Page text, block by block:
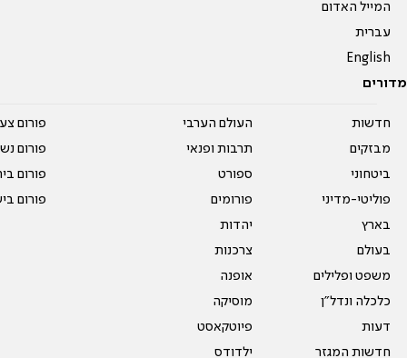
המייל האדום
עברית
English
מדורים
חדשות
מבזקים
ביטחוני
פוליטי-מדיני
בארץ
בעולם
משפט ופלילים
כלכלה ונדל"ן
דעות
חדשות המגזר
העולם הערבי
תרבות ופנאי
ספורט
פורומים
יהדות
צרכנות
אופנה
מוסיקה
פיוטקאסט
ילדודס
פורום
פורום
פורום
פורום